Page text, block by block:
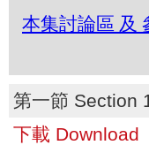
本集討論區 及
第一節 Section
下載 Download